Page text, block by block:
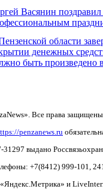
Васянин
области
денежных
быть произведено
Все права
penzanews.ru
выдано
+7(8412) 999-101,
«Яндекс.Метрика» и